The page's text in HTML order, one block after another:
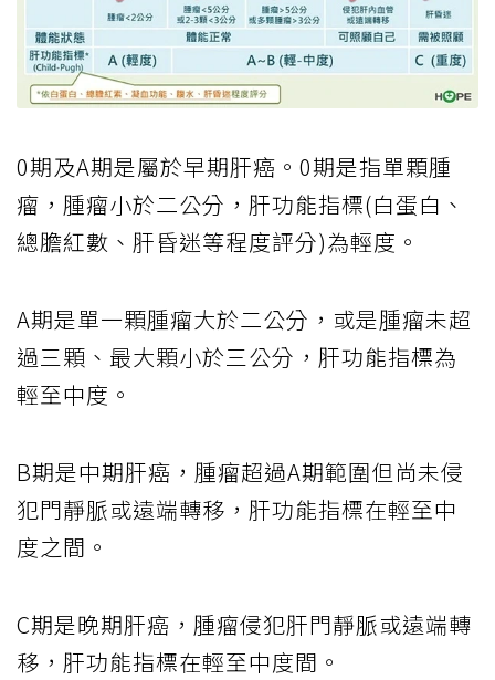
0期及A期是屬於早期肝癌。0期是指單顆腫
瘤，腫瘤小於二公分，肝功能指標(白蛋白、
總膽紅數、肝昏迷等程度評分)為輕度。
A期是單一顆腫瘤大於二公分，或是腫瘤未超
過三顆、最大顆小於三公分，肝功能指標為
輕至中度。
B期是中期肝癌，腫瘤超過A期範圍但尚未侵
犯門靜脈或遠端轉移，肝功能指標在輕至中
度之間。
C期是晚期肝癌，腫瘤侵犯肝門靜脈或遠端轉
移，肝功能指標在輕至中度間。